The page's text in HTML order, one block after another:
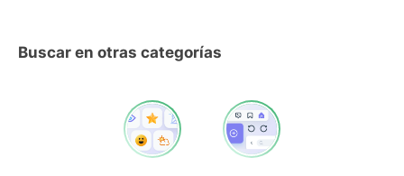
Buscar en otras categorías